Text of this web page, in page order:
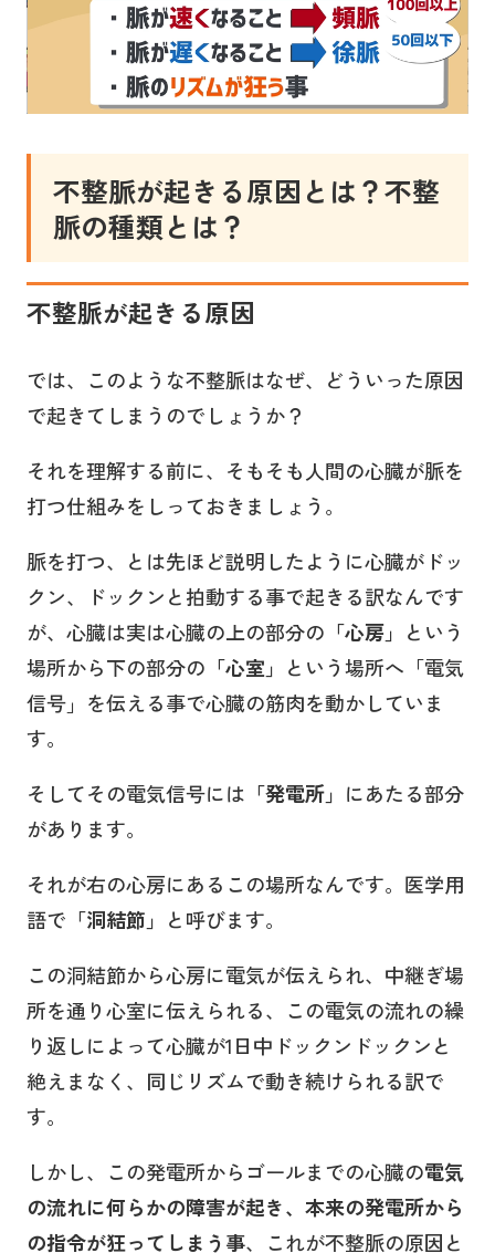
不整脈が起きる原因とは？不整
脈の種類とは？
不整脈が起きる原因
では、このような不整脈はなぜ、どういった原因
で起きてしまうのでしょうか？
それを理解する前に、そもそも人間の心臓が脈を
打つ仕組みをしっておきましょう。
脈を打つ、とは先ほど説明したように心臓がドッ
クン、ドックンと拍動する事で起きる訳なんです
が、心臓は実は心臓の上の部分の 「心房」 という
場所から下の部分の 「心室」 という場所へ「電気
信号」を伝える事で心臓の筋肉を動かしていま
す。
そしてその電気信号には 「発電所」 にあたる部分
があります。
それが右の心房にあるこの場所なんです。医学用
語で 「洞結節」 と呼びます。
この洞結節から心房に電気が伝えられ、中継ぎ場
所を通り心室に伝えられる、この電気の流れの繰
り返しによって心臓が1日中ドックンドックンと
絶えまなく、同じリズムで動き続けられる訳で
す。
しかし、この発電所からゴールまでの心臓の電気
の流れに何らかの障害が起き、本来の発電所から
の指令が狂ってしまう事、これが不整脈の原因と